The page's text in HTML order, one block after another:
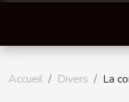
Accueil Divers La